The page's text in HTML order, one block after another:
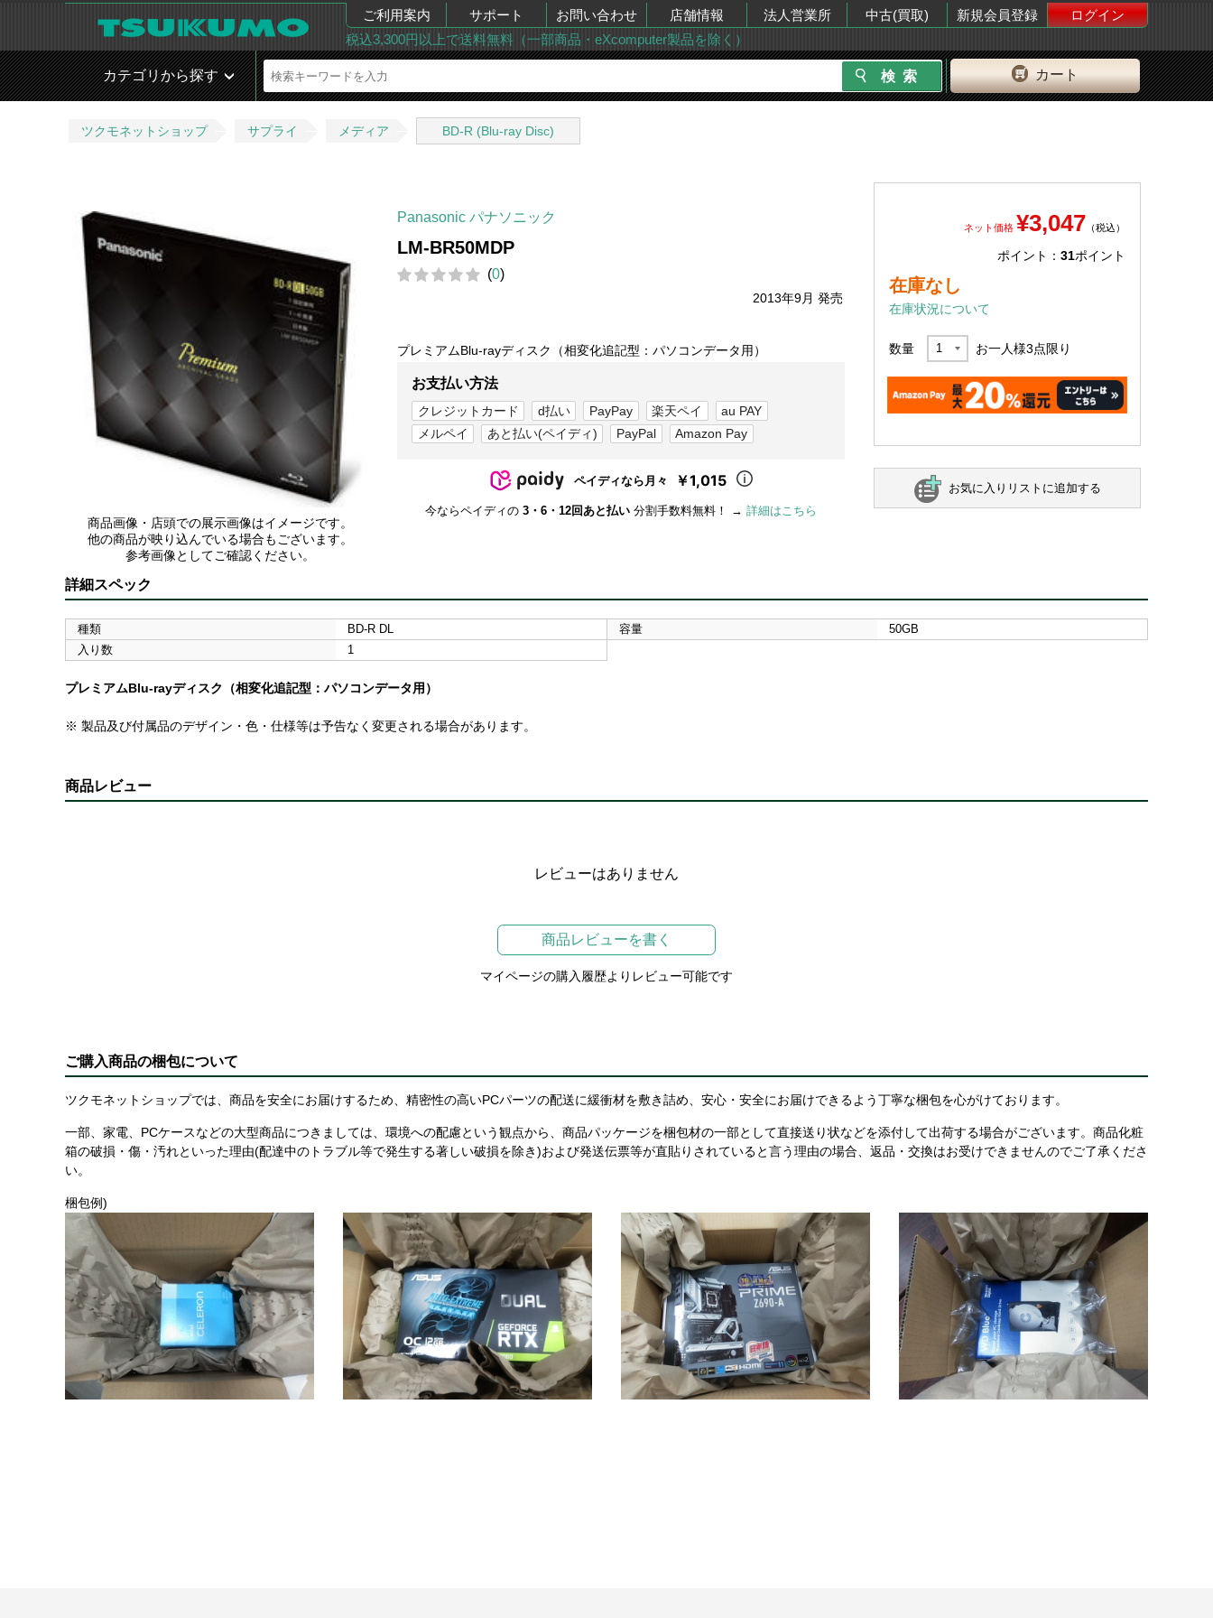
ご利用案内 サポート お問い合わせ 店舗情報 法人営業所 中古(買取) 新規会員登録
ログイン
税込3,300円以上で送料無料（一部商品・eXcomputer製品を除く）
カート
カテゴリから探す
ツクモネットショップ サプライ メディア BD-R (Blu-ray Disc)
商品画像・店頭での展示画像はイメージです。
他の商品が映り込んでいる場合もございます。
参考画像としてご確認ください。
Panasonic パナソニック
LM-BR50MDP
(0)
2013年9月 発売
プレミアムBlu-rayディスク（相変化追記型：パソコンデータ用）
お支払い方法
クレジットカード d払い PayPay 楽天ペイ
au PAY
メルペイ
あと払い(ペイディ) PayPal Amazon Pay
ペイディなら月々 ￥1,015
今ならペイディの 3・6・12回あと払い 分割手数料無料！ → 詳細はこちら
ネット価格 ¥3,047 （税込）
ポイント： 31ポイント
在庫なし
在庫状況について
数量 お一人様3点限り
お気に入りリストに追加する
詳細スペック
種類 BD-R DL 容量
50GB
入り数
1
プレミアムBlu-rayディスク（相変化追記型：パソコンデータ用）
※ 製品及び付属品のデザイン・色・仕様等は予告なく変更される場合があります。
商品レビュー
レビューはありません
商品レビューを書く
マイページの購入履歴よりレビュー可能です
ご購入商品の梱包について
ツクモネットショップでは、商品を安全にお届けするため、精密性の高いPCパーツの配送に緩衝材を敷き詰め、安心・安全にお届けできるよう丁寧な梱包を心がけております。
一部、家電、PCケースなどの大型商品につきましては、環境への配慮という観点から、商品パッケージを梱包材の一部として直接送り状などを添付して出荷する場合がございます。商品化粧
箱の破損・傷・汚れといった理由(配達中のトラブル等で発生する著しい破損を除き)および発送伝票等が直貼りされていると言う理由の場合、返品・交換はお受けできませんのでご了承くださ
い。
梱包例)